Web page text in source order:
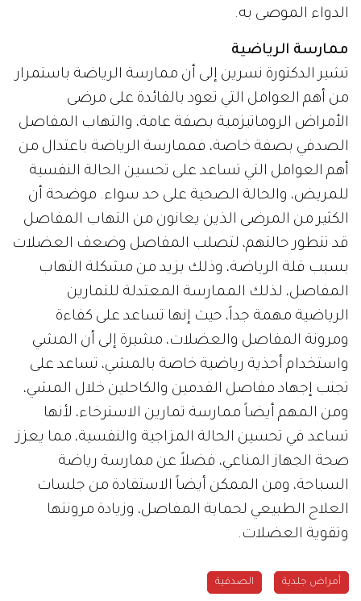
الدواء الموصى به.
ممارسة الرياضية
تشير الدكتورة نسرين إلى أن ممارسة الرياضة باستمرار
من أهم العوامل التي تعود بالفائدة على مرضى
الأمراض الروماتيزمية بصفة عامة، والتهاب المفاصل
الصدفي بصفة خاصة، فممارسة الرياضة باعتدال من
أهم العوامل التي تساعد على تحسين الحالة النفسية
للمريض، والحالة الصحية على حد سواء. موضحة أن
الكثير من المرضى الذين يعانون من التهاب المفاصل
قد تتطور حالتهم، لتصلب المفاصل وضعف العضلات
بسبب قلة الرياضة، وذلك يزيد من مشكلة التهاب
المفاصل، لذلك الممارسة المعتدلة للتمارين
الرياضية مهمة جداً، حيث إنها تساعد على كفاءة
ومرونة المفاصل والعضلات، مشيرة إلى أن المشي
واستخدام أحذية رياضية خاصة بالمشي، تساعد على
تجنب إجهاد مفاصل القدمين والكاحلين خلال المشي،
ومن المهم أيضاً ممارسة تمارين الاسترخاء، لأنها
تساعد في تحسين الحالة المزاجية والنفسية، مما يعزز
صحة الجهاز المناعي، فضلاً عن ممارسة رياضة
السباحة، ومن الممكن أيضاً الاستفادة من جلسات
العلاج الطبيعي لحماية المفاصل، وزيادة مرونتها
وتقوية العضلات.
أمراض جلدية الصدفية